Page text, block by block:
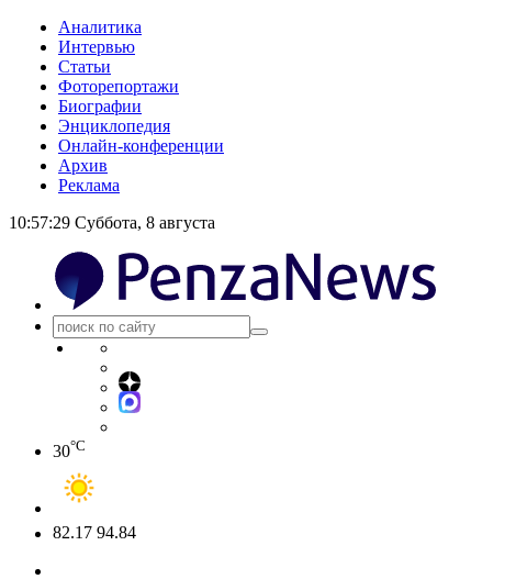
Аналитика
Интервью
Статьи
Фоторепортажи
Биографии
Энциклопедия
Онлайн-конференции
Архив
Реклама
10:57:29 Суббота, 8 августа
30°C
82.17 94.84